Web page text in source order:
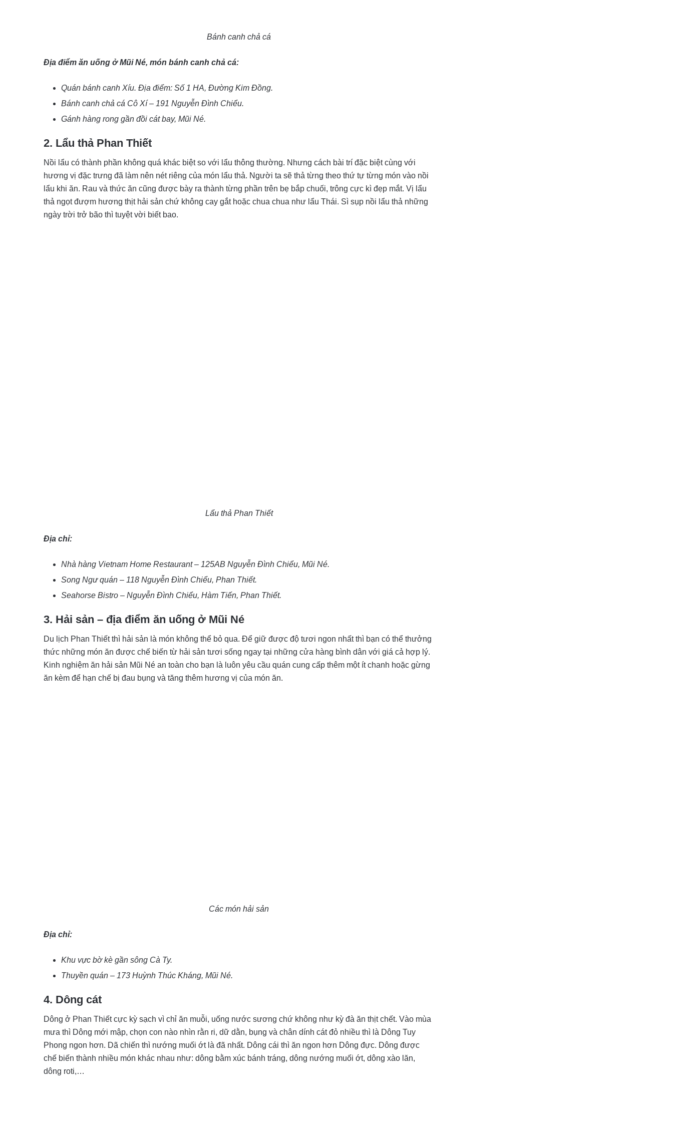
Bánh canh chả cá
Địa điểm ăn uống ở Mũi Né, món bánh canh chả cá:
Quán bánh canh Xíu. Địa điểm: Số 1 HA, Đường Kim Đồng.
Bánh canh chả cá Cô Xí – 191 Nguyễn Đình Chiểu.
Gánh hàng rong gần đồi cát bay, Mũi Né.
2. Lẩu thả Phan Thiết
Nồi lẩu có thành phần không quá khác biệt so với lẩu thông thường. Nhưng cách bài trí đặc biệt cùng với
hương vị đặc trưng đã làm nên nét riêng của món lẩu thả. Người ta sẽ thả từng theo thứ tự từng món vào nồi
lẩu khi ăn. Rau và thức ăn cũng được bày ra thành từng phần trên bẹ bắp chuối, trông cực kì đẹp mắt. Vị lẩu
thả ngọt đượm hương thịt hải sản chứ không cay gắt hoặc chua chua như lẩu Thái. Sì sụp nồi lẩu thả những
ngày trời trở bão thì tuyệt vời biết bao.
Lẩu thả Phan Thiết
Địa chỉ:
Nhà hàng Vietnam Home Restaurant – 125AB Nguyễn Đình Chiểu, Mũi Né.
Song Ngư quán – 118 Nguyễn Đình Chiểu, Phan Thiết.
Seahorse Bistro – Nguyễn Đình Chiểu, Hàm Tiến, Phan Thiết.
3. Hải sản – địa điểm ăn uống ở Mũi Né
Du lịch Phan Thiết thì hải sản là món không thể bỏ qua. Để giữ được độ tươi ngon nhất thì bạn có thể thưởng
thức những món ăn được chế biến từ hải sản tươi sống ngay tại những cửa hàng bình dân với giá cả hợp lý.
Kinh nghiệm ăn hải sản Mũi Né an toàn cho bạn là luôn yêu cầu quán cung cấp thêm một ít chanh hoặc gừng
ăn kèm để hạn chế bị đau bụng và tăng thêm hương vị của món ăn.
Các món hải sản
Địa chỉ:
Khu vực bờ kè gần sông Cà Ty.
Thuyền quán – 173 Huỳnh Thúc Kháng, Mũi Né.
4. Dông cát
Dông ở Phan Thiết cực kỳ sạch vì chỉ ăn muỗi, uống nước sương chứ không như kỳ đà ăn thịt chết. Vào mùa
mưa thì Dông mới mập, chọn con nào nhìn rằn ri, dữ dằn, bụng và chân dính cát đỏ nhiều thì là Dông Tuy
Phong ngon hơn. Dã chiến thì nướng muối ớt là đã nhất. Dông cái thì ăn ngon hơn Dông đực. Dông được
chế biến thành nhiều món khác nhau như: dông bằm xúc bánh tráng, dông nướng muối ớt, dông xào lăn,
dông roti,…